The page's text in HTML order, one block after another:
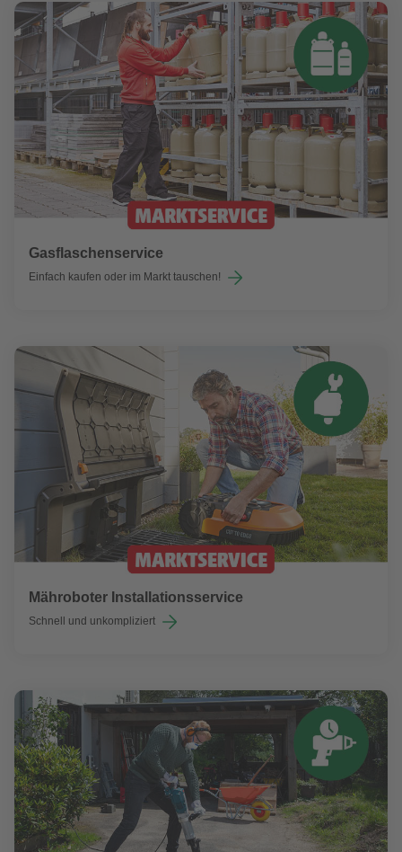
Gasflaschenservice
Einfach kaufen oder im Markt tauschen!
Mähroboter Installationsservice
Schnell und unkompliziert